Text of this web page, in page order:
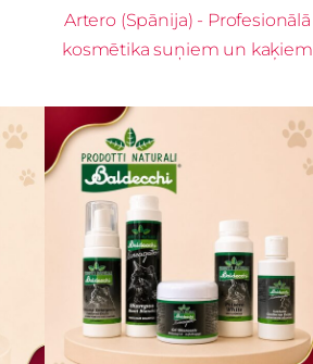
Artero (Spānija) - Profesionālā
kosmētika suņiem un kaķiem